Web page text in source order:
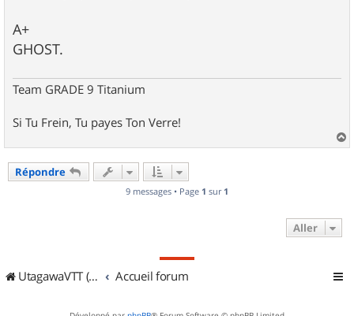
A+
GHOST.
Team GRADE 9 Titanium
Si Tu Frein, Tu payes Ton Verre!
a
Répondre
9 messages • Page 1 sur 1
Aller
UtagawaVTT (Randos VTT et VTTAE avec traces GPS) Accueil forum